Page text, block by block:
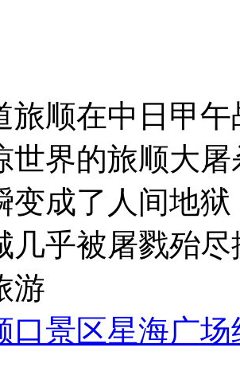
旅顺在中日甲
世界的旅顺大
变成了人间地
几乎被屠戮殆
游
口景区星海广